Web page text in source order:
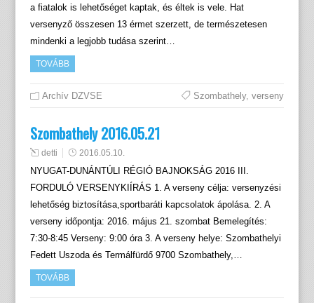
a fiatalok is lehetőséget kaptak, és éltek is vele. Hat
versenyző összesen 13 érmet szerzett, de természetesen
mindenki a legjobb tudása szerint…
TOVÁBB
Archív DZVSE Szombathely,verseny
Szombathely 2016.05.21
detti 2016.05.10.
NYUGAT-DUNÁNTÚLI RÉGIÓ BAJNOKSÁG 2016 III.
FORDULÓ VERSENYKIÍRÁS 1. A verseny célja: versenyzési
lehetőség biztosítása,sportbaráti kapcsolatok ápolása. 2. A
verseny időpontja: 2016. május 21. szombat Bemelegítés:
7:30-8:45 Verseny: 9:00 óra 3. A verseny helye: Szombathelyi
Fedett Uszoda és Termálfürdő 9700 Szombathely,…
TOVÁBB